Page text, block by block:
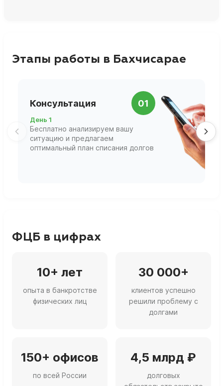
Этапы работы в Бахчисарае
Консультация 01
День 1
Бесплатно анализируем вашу
ситуацию и предлагаем
оптимальный план списания долгов
ФЦБ в цифрах
10+ лет
опыта в банкротстве
физических лиц
30 000+
клиентов успешно
решили проблему с
долгами
150+ офисов
по всей России
4,5 млрд ₽
долговых